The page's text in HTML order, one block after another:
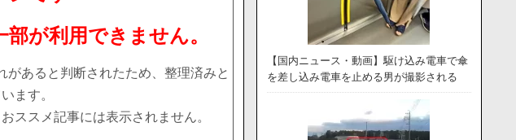
が利用できません。
あると判断されたため、整理済みと
ます。
ススメ記事には表示されません。
【国内ニュース・動画】駆け込み電車で傘
を差し込み電車を止める男が撮影される